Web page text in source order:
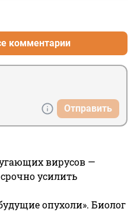
комментарии
Отправить
вирусов —
усилить
опухоли». Биолог